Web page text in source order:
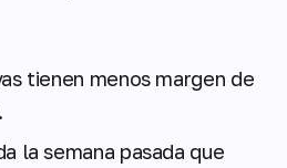
tienen menos margen de
la semana pasada que